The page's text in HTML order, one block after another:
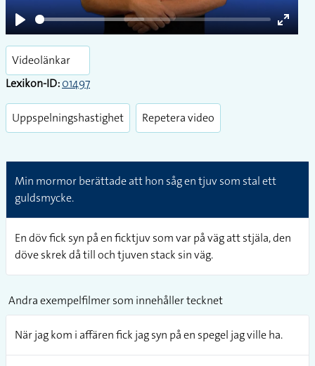
Play
Enter
Videolänkar
Lexikon-ID:01497
Uppspelningshastighet Repetera video
Min mormor berättade att hon såg en tjuv som stal ett
guldsmycke.
En döv fick syn på en ficktjuv som var på väg att stjäla, den
döve skrek då till och tjuven stack sin väg.
Andra exempelfilmer som innehåller tecknet
När jag kom i affären fick jag syn på en spegel jag ville ha.